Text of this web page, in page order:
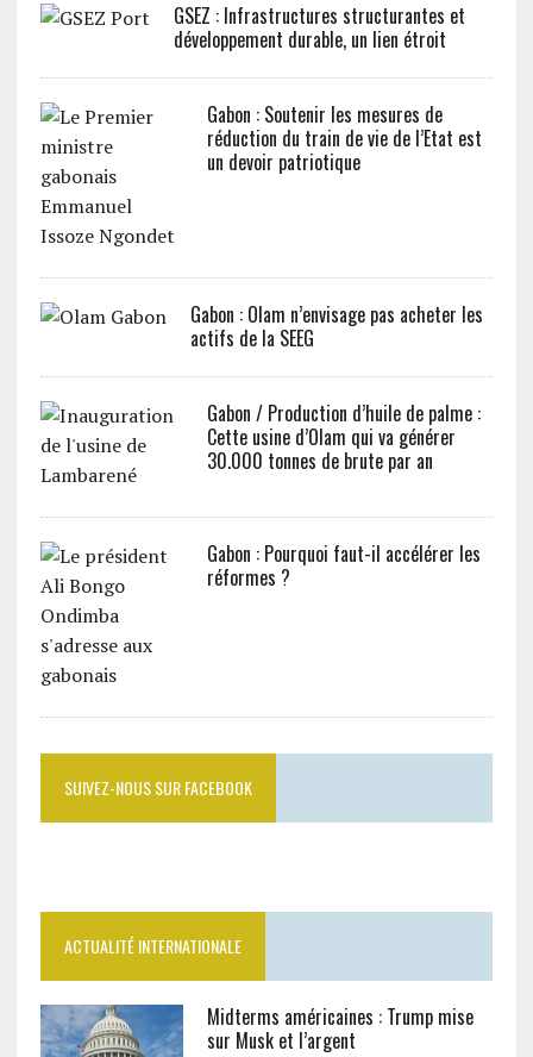
GSEZ : Infrastructures structurantes et
développement durable, un lien étroit
Gabon : Soutenir les mesures de
réduction du train de vie de l’Etat est
un devoir patriotique
Gabon : Olam n’envisage pas acheter les
actifs de la SEEG
Gabon / Production d’huile de palme :
Cette usine d’Olam qui va générer
30.000 tonnes de brute par an
Gabon : Pourquoi faut-il accélérer les
réformes ?
SUIVEZ-NOUS SUR FACEBOOK
ACTUALITÉ INTERNATIONALE
Midterms américaines : Trump mise
sur Musk et l’argent